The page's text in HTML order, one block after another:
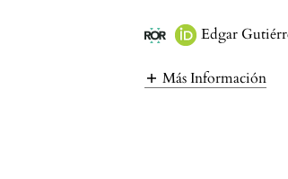
Edgar
Más Información